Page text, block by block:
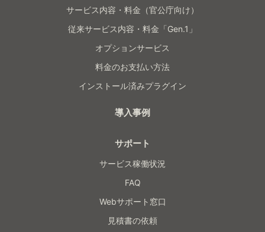
サービス内容・料金（官公庁向け）
従来サービス内容・料金「Gen.1」
オプションサービス
料金のお支払い方法
インストール済みプラグイン
導入事例
サポート
サービス稼働状況
FAQ
Webサポート窓口
見積書の依頼